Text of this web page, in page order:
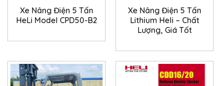
Xe Nâng Điện 5 Tấn
HeLi Model CPD50-B2
Xe Nâng Điện 5 Tấn
Lithium Heli – Chất
Lượng, Giá Tốt